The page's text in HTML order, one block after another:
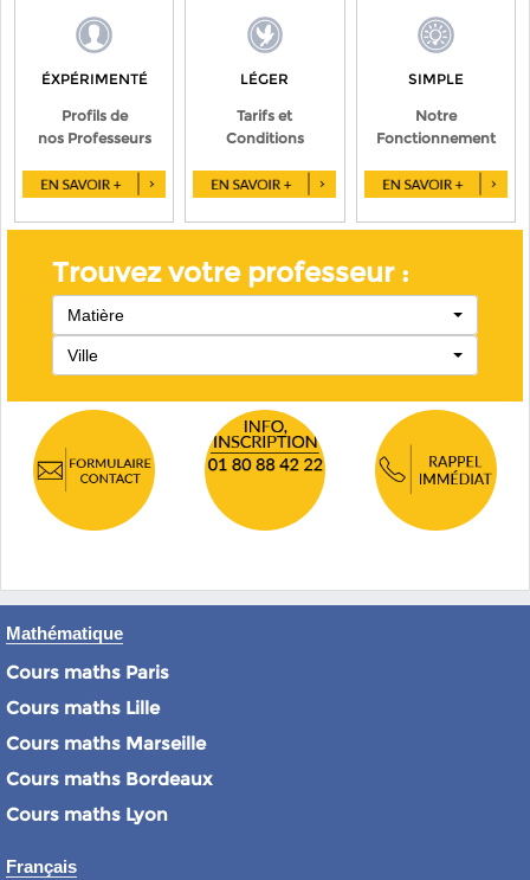
ÉXPÉRIMENTÉ
Profils de
nos Professeurs
LÉGER
Tarifs et
Conditions
SIMPLE
Notre
Fonctionnement
Trouvez votre professeur :
Matière
Ville
Mathématique
Cours maths Paris
Cours maths Lille
Cours maths Marseille
Cours maths Bordeaux
Cours maths Lyon
Français